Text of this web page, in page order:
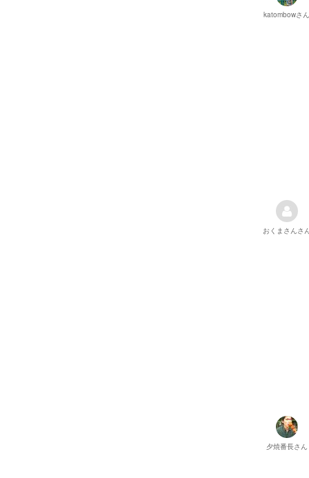
katombowさん
おくまさんさ
夕焼番長さん